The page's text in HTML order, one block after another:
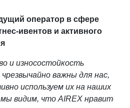
оператор в сфере
ивентов и активного
и износостойкость
важны для нас,
используем их на наших
видим, что AIREX нравится